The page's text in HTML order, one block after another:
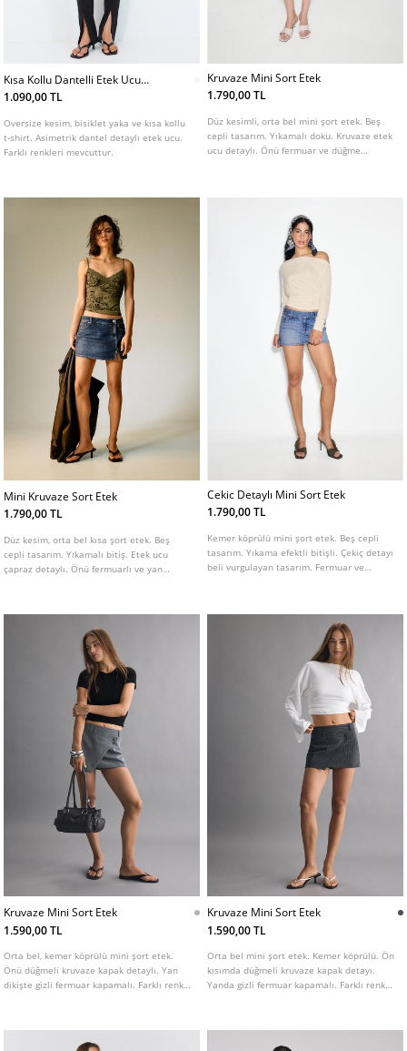
Kısa Kollu Dantelli Etek Ucu
Tshirt
1.090,00 TL
Oversize kesim, bisiklet yaka ve kısa kollu
t-shirt. Asimetrik dantel detaylı etek ucu.
Farklı renkleri mevcuttur.
Kruvaze Mini Sort Etek
1.790,00 TL
Düz kesimli, orta bel mini şort etek. Beş
cepli tasarım. Yıkamalı doku. Kruvaze etek
ucu detaylı. Önü fermuar ve düğme
Mini Kruvaze Sort Etek
1.790,00 TL
Düz kesim, orta bel kısa şort etek. Beş
cepli tasarım. Yıkamalı bitiş. Etek ucu
çapraz detaylı. Önü fermuarlı ve yan
Cekic Detaylı Mini Sort Etek
1.790,00 TL
Kemer köprülü mini şort etek. Beş cepli
tasarım. Yıkama efektli bitişli. Çekiç detayı
beli vurgulayan tasarım. Fermuar ve
Kruvaze Mini Sort Etek
1.590,00 TL
Orta bel, kemer köprülü mini şort etek.
Önü düğmeli kruvaze kapak detaylı. Yan
dikişte gizli fermuar kapamalı. Farklı renk
Kruvaze Mini Sort Etek
1.590,00 TL
Orta bel mini şort etek. Kemer köprülü. Ön
kısımda düğmeli kruvaze kapak detayı.
Yanda gizli fermuar kapamalı. Farklı renk